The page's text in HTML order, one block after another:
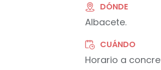
DÓNDE
Albacete.
CUÁNDO
Horario a